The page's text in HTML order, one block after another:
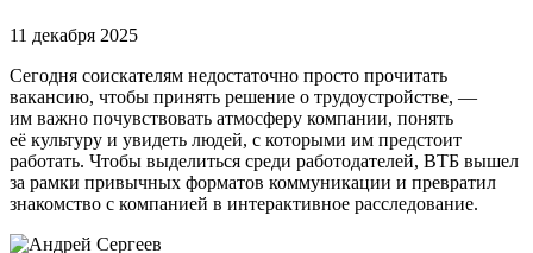
11 декабря 2025
Сегодня соискателям недостаточно просто прочитать
вакансию, чтобы принять решение о трудоустройстве, —
им важно почувствовать атмосферу компании, понять
её культуру и увидеть людей, с которыми им предстоит
работать. Чтобы выделиться среди работодателей, ВТБ вышел
за рамки привычных форматов коммуникации и превратил
знакомство с компанией в интерактивное расследование.